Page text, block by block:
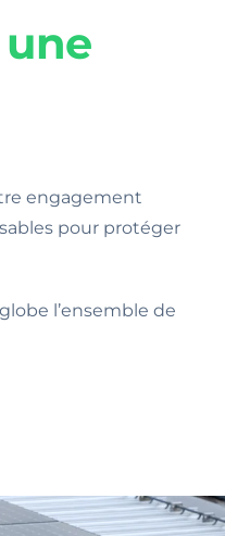
engagement
pour protéger
l’ensemble de